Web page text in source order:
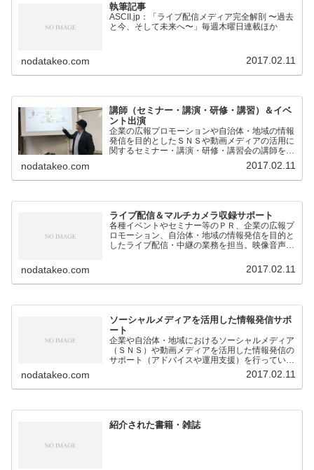
執筆記事
ASCII.jp：「ライブ配信メディア完全解剖 〜過去
と今、そして未来へ〜」毎週木曜日連載ほか
nodatakeo.com 2017.02.11
講師（セミナー・講演・研修・講習）＆イベ
ント出演
企業の広報プロモーションや自治体・地域の情報
発信を目的としたＳＮＳや動画メディアの活用に
関するセミナー・講演・研修・講習会の講師を担
nodatakeo.com 2017.02.11
ライブ配信＆マルチカメラ収録サポート
各種イベントやセミナー等のＰＲ、企業の広報プ
ロモーション、自治体・地域の情報発信を目的と
したライブ配信・中継の業務を担当。映像音声の
nodatakeo.com 2017.02.11
ソーシャルメディアを活用した情報発信サポ
ート
企業や自治体・地域におけるソーシャルメディア
（ＳＮＳ）や動画メディアを活用した情報発信の
サポート（アドバイスや運用支援）を行っていま
nodatakeo.com 2017.02.11
紹介された書籍・雑誌